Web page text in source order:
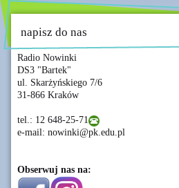
napisz do nas
Radio Nowinki
DS3 "Bartek"
ul. Skarżyńskiego 7/6
31-866 Kraków
tel.: 12 648-25-71
e-mail: nowinki@pk.edu.pl
Obserwuj nas na: